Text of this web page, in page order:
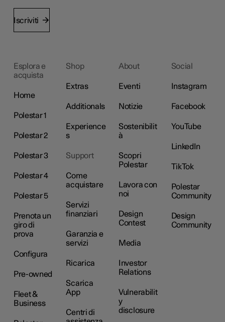
Iscriviti
Esplora e
acquista
Home
Polestar 1
Polestar 2
Polestar 3
Polestar 4
Polestar 5
Prenota un
giro di
prova
Configura
Pre-owned
Fleet &
Business
Shop
Extras
Additionals
Experience
s
Support
Come
acquistare
Servizi
finanziari
Garanzia e
servizi
Ricarica
Scarica
App
Centri di
About
Eventi
Notizie
Sostenibilit
à
Scopri
Polestar
Lavora con
noi
Design
Contest
Media
Investor
Relations
Vulnerabilit
y
disclosure
Social
Instagram
Facebook
YouTube
LinkedIn
TikTok
Polestar
Community
Design
Community